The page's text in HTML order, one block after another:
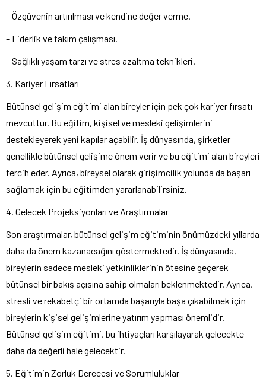
– Özgüvenin artırılması ve kendine değer verme.
– Liderlik ve takım çalışması.
– Sağlıklı yaşam tarzı ve stres azaltma teknikleri.
3. Kariyer Fırsatları
Bütünsel gelişim eğitimi alan bireyler için pek çok kariyer fırsatı
mevcuttur. Bu eğitim, kişisel ve mesleki gelişimlerini
destekleyerek yeni kapılar açabilir. İş dünyasında, şirketler
genellikle bütünsel gelişime önem verir ve bu eğitimi alan bireyleri
tercih eder. Ayrıca, bireysel olarak girişimcilik yolunda da başarı
sağlamak için bu eğitimden yararlanabilirsiniz.
4. Gelecek Projeksiyonları ve Araştırmalar
Son araştırmalar, bütünsel gelişim eğitiminin önümüzdeki yıllarda
daha da önem kazanacağını göstermektedir. İş dünyasında,
bireylerin sadece mesleki yetkinliklerinin ötesine geçerek
bütünsel bir bakış açısına sahip olmaları beklenmektedir. Ayrıca,
stresli ve rekabetçi bir ortamda başarıyla başa çıkabilmek için
bireylerin kişisel gelişimlerine yatırım yapması önemlidir.
Bütünsel gelişim eğitimi, bu ihtiyaçları karşılayarak gelecekte
daha da değerli hale gelecektir.
5. Eğitimin Zorluk Derecesi ve Sorumluluklar